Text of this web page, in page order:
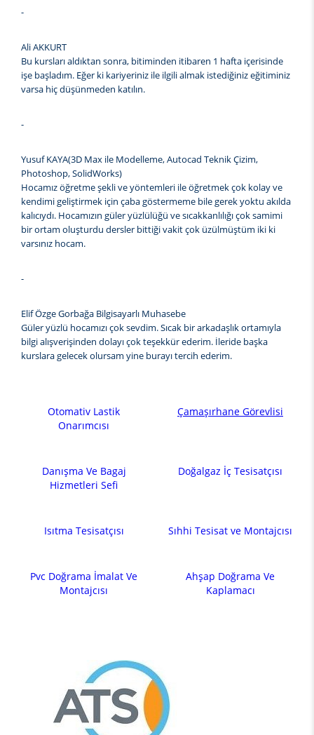
-
Ali AKKURT
Bu kursları aldıktan sonra, bitiminden itibaren 1 hafta içerisinde
işe başladım. Eğer ki kariyeriniz ile ilgili almak istediğiniz eğitiminiz
varsa hiç düşünmeden katılın.
-
Yusuf KAYA(3D Max ile Modelleme, Autocad Teknik Çizim,
Photoshop, SolidWorks)
Hocamız öğretme şekli ve yöntemleri ile öğretmek çok kolay ve
kendimi geliştirmek için çaba göstermeme bile gerek yoktu akılda
kalıcıydı. Hocamızın güler yüzlülüğü ve sıcakkanlılığı çok samimi
bir ortam oluşturdu dersler bittiği vakit çok üzülmüştüm iki ki
varsınız hocam.
-
Elif Özge Gorbağa Bilgisayarlı Muhasebe
Güler yüzlü hocamızı çok sevdim. Sıcak bir arkadaşlık ortamıyla
bilgi alışverişinden dolayı çok teşekkür ederim. İleride başka
kurslara gelecek olursam yine burayı tercih ederim.
Otomativ Lastik
Onarımcısı
Çamaşırhane Görevlisi
Danışma Ve Bagaj
Hizmetleri Sefi
Doğalgaz İç Tesisatçısı
Isıtma Tesisatçısı Sıhhi Tesisat ve Montajcısı
Pvc Doğrama İmalat Ve
Montajcısı
Ahşap Doğrama Ve
Kaplamacı